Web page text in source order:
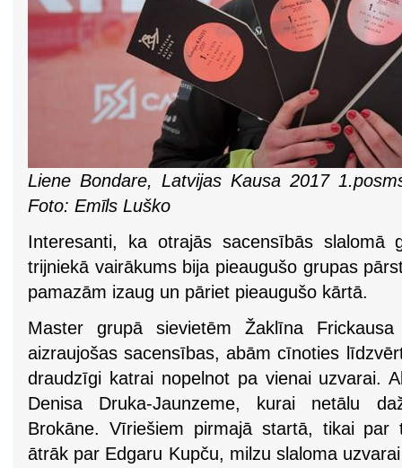
Liene Bondare, Latvijas Kausa 2017
Foto: Emīls Luško
Interesanti, ka otrajās sacensībās slalomā
trijniekā vairākums bija pieaugušo grupas
pamazām izaug un pāriet pieaugušo kārtā.
Master grupā sievietēm Žaklīna
aizraujošas sacensības, abām cīnoties
draudzīgi katrai nopelnot pa vienai uzvarai.
Denisa Druka-Jaunzeme, kurai netālu
Brokāne. Vīriešiem pirmajā startā, tikai par
ātrāk par Edgaru Kupču, milzu slaloma